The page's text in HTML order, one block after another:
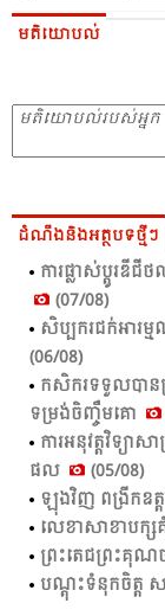
មតិយោបល់
ដំណឹងនិងអត្ថបទថ្មីៗ
ការ​ផ្លាស់​ប្ដូរ​ឌី
(07/08)
សិប្បករជក់អារម្ម
(06/08)
កសិ​ករ​ទទួល​បាន​
ទម្រង់​ចិញ្ចឹម​គោ​
ការ​អនុ​វត្ត​វិទ្យ
ផល​
(05/08)
ឡុង​វិញ ពង្រីក​ឧត្
លេខា​សាខា​បក្
ព្រះ​តេជ​ព្រះ​គុ
បណ្តុះ​ទំនុក​ចិត្ត​